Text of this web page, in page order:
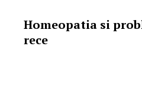
Homeopatia si
rece